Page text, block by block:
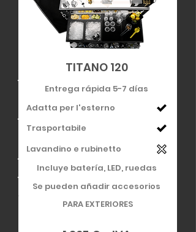
TITANO 120
Adatta per l'esterno
Trasportabile
Entrega rápida 5-7 días
Lavandino e rubinetto
Incluye batería, LED, ruedas
Se pueden añadir accesorios
PARA EXTERIORES